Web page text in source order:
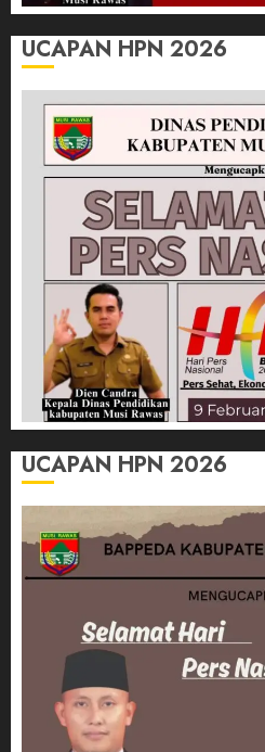
UCAPAN HPN 2026
UCAPAN HPN 2026